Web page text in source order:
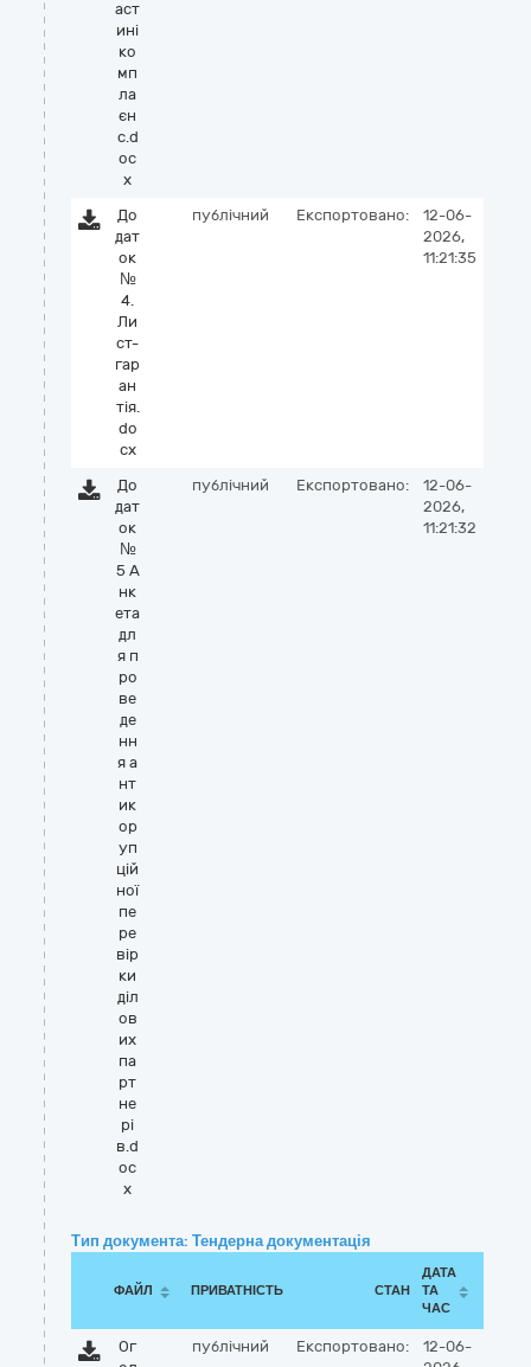
аст
ині
ко
мп
ла
єн
с.d
oc
x
До
дат
ок
№
4.
Ли
ст-
гар
ан
тія.
do
cx
публічний Експортовано:
12-06-
2026,
11:21:35
До
дат
ок
№
5 А
нк
ета
дл
я п
ро
ве
де
нн
я а
нт
ик
ор
уп
цій
ної
пе
ре
вір
ки
діл
ов
их
па
рт
не
рі
в.d
oc
x
публічний Експортовано:
12-06-
2026,
11:21:32
Тип документа: Тендерна документація
ФАЙЛ ПРИВАТНІСТЬ СТАН
ДАТА
ТА
ЧАС
Ог
публічний Експортовано:
12-06-